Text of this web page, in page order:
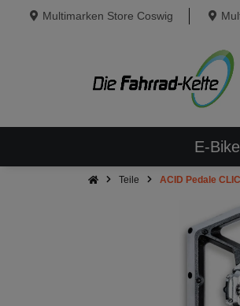
Multimarken Store Coswig
E-
Teile ACID Pedale